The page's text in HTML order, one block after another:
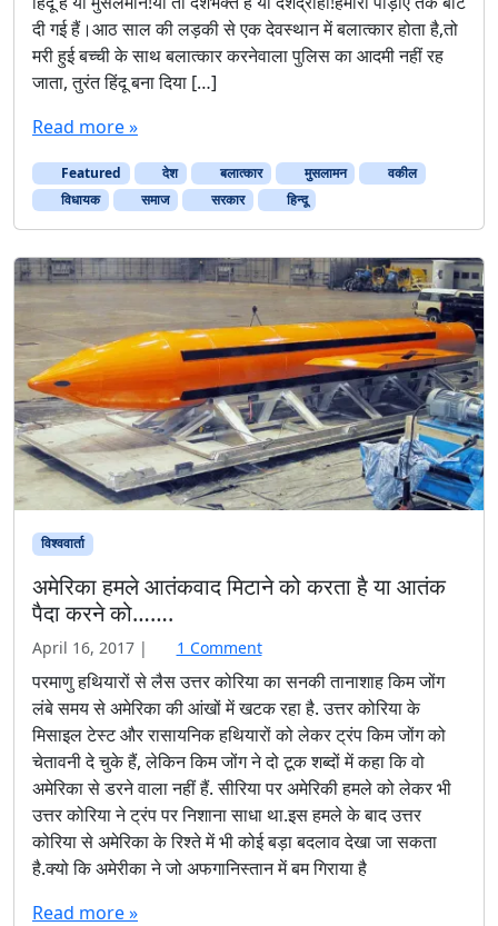
क
हा
आ
…
.
ड
ते
ड
ते
…
…
…
दी गई हैं।आठ साल की लड़की से एक देवस्थान में बलात्कार होता है,तो
मरी हुई बच्ची के साथ बलात्कार करनेवाला पुलिस का आदमी नहीं रह
जाता, तुरंत हिंदू बना दिया […]
Read more »
Featured देश बलात्‍कार मुसलामन
वकील
विधायक
समाज सरकार हिन्दू
विश्ववार्ता
अमेरिका हमले आतंकवाद मिटाने को करता है या आतंक
पैदा करने को…….
April 16, 2017 | 1 Commento
अ
मे
रि
का
ह
म
ले
आ
तं
परमाणु हथियारों से लैस उत्तर कोरिया का सनकी तानाशाह किम जोंग
लंबे समय से अमेरिका की आंखों में खटक रहा है. उत्तर कोरिया के
मिसाइल टेस्ट और रासायनिक हथियारों को लेकर ट्रंप किम जोंग को
चेतावनी दे चुके हैं, लेकिन किम जोंग ने दो टूक शब्दों में कहा कि वो
अमेरिका से डरने वाला नहीं हैं. सीरिया पर अमेरिकी हमले को लेकर भी
उत्तर कोरिया ने ट्रंप पर निशाना साधा था.इस हमले के बाद उत्तर
कोरिया से अमेरिका के रिश्ते में भी कोई बड़ा बदलाव देखा जा सकता
है.क्यो कि अमेरीका ने जो अफगानिस्तान में बम गिराया है
Read more »